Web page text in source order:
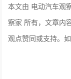
本文由 电动汽车观
察家 所有，文章内
观点赞同或支持。